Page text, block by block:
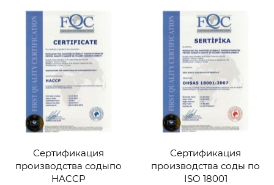
Сертификация
производства содыпо
HACCP
Сертификация
производства соды по
ISO 18001